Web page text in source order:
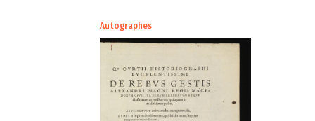
Autographes